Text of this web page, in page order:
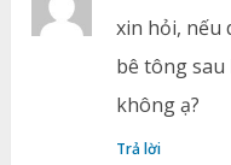
xin hỏi, nếu
bê tông
không ạ?
Trả lời